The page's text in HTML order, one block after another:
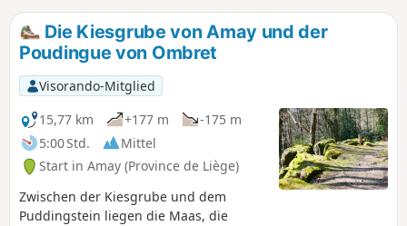
Die Kiesgrube von Amay und der
Poudingue von Ombret
Visorando-Mitglied
15,77 km
+177 m
-175 m
5:00 Std.
Mittel
Start in Amay (Province de Liège)
Zwischen der Kiesgrube und dem
Puddingstein liegen die Maas, die